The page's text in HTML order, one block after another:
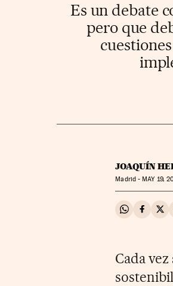
Es un debate
pero que
JOAQUÍN
Madrid -MAY19,
Compartir
Cada